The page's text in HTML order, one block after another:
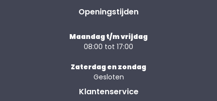
Openingstijden
Maandag t/m vrijdag
08:00 tot 17:00
Zaterdag en zondag
Gesloten
Klantenservice